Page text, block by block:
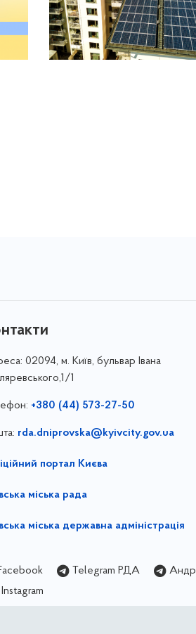
02094, м. Київ, бульвар Івана
1
+380 (44) 573-27-50
rda.dniprovska@kyivcity.gov.ua
портал Києва
міська рада
міська державна адміністрація
Telegram РДА
Instagram